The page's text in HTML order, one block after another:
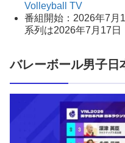
Volleyball TV
番組開始：2026年7
系列は2026年7月17日
バレーボール男子日